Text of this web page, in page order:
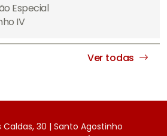
Especial
IV
Ver todas
Caldas, 30 | Santo Agostinho